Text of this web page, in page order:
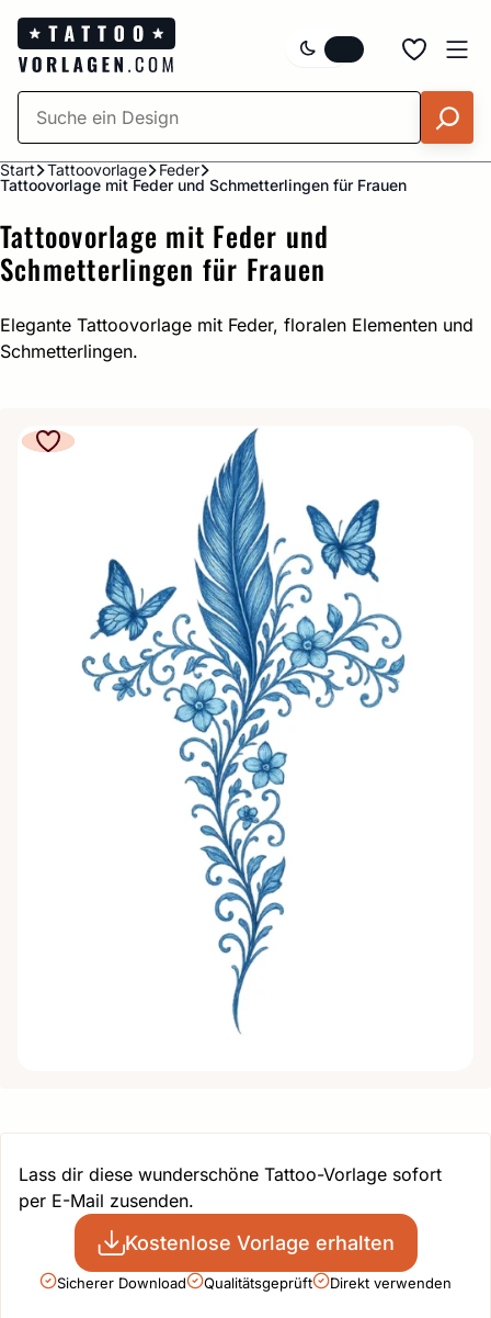
Zum
Inhalt
springen
Start Tattoovorlage
Feder
Tattoovorlage mit Feder und Schmetterlingen für Frauen
Tattoovorlage mit Feder und
Schmetterlingen für Frauen
Elegante Tattoovorlage mit Feder, floralen Elementen und
Schmetterlingen.
Lass dir diese wunderschöne Tattoo-Vorlage sofort
per E-Mail zusenden.
Kostenlose Vorlage erhalten
Sicherer Download Qualitätsgeprüft Direkt verwenden